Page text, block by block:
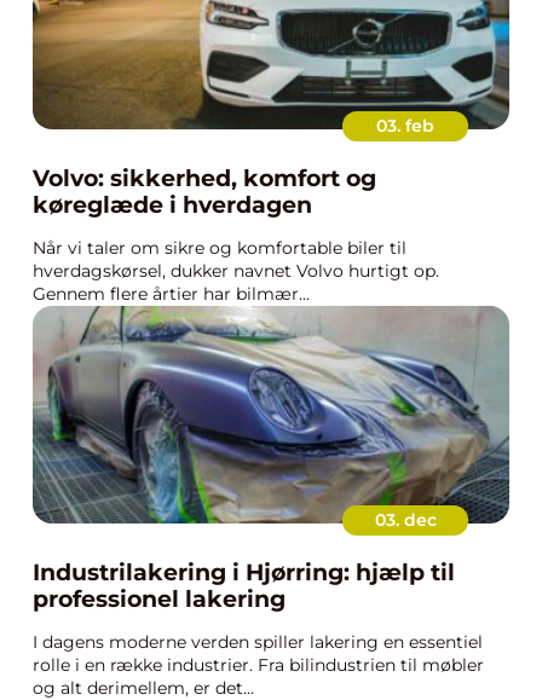
03. feb
Volvo: sikkerhed, komfort og
køreglæde i hverdagen
Når vi taler om sikre og komfortable biler til
hverdagskørsel, dukker navnet Volvo hurtigt op.
Gennem flere årtier har bilmær...
03. dec
Industrilakering i Hjørring: hjælp til
professionel lakering
I dagens moderne verden spiller lakering en essentiel
rolle i en række industrier. Fra bilindustrien til møbler
og alt derimellem, er det...